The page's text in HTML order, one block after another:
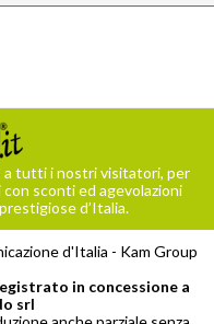
a tutti i nostri visitatori, per
sconti ed agevolazioni
d’Italia.
d'Italia - Kam Group
in concessione a
srl